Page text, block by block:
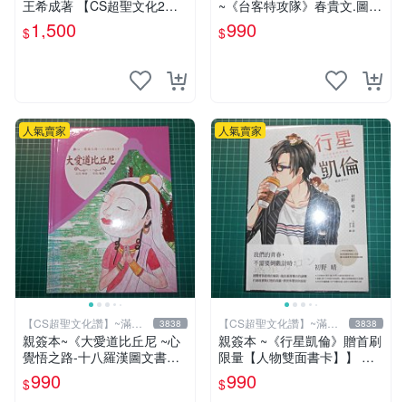
王希成著 【CS超聖文化2
讚】
$1,500
~《台客特攻隊》春貴文.圖
布克文化【CS超聖文化2讚】
$990
人氣賣家
【CS超聖文化讚】~滿千
元送運
3838
親簽本~《大愛道比丘尼 ~心
覺悟之路-十八羅漢圖文書》
妍因改寫 羅莎繪 佛光文化
【CS超聖文化2讚】
$990
人氣賣家
【CS超聖文化讚】~滿千
元送運
3838
親簽本 ~《行星凱倫》贈首刷
限量【人物雙面書卡】】 初
野 晴著 RUM繪 獨步 書況新
【CS超聖文化2讚】
$990